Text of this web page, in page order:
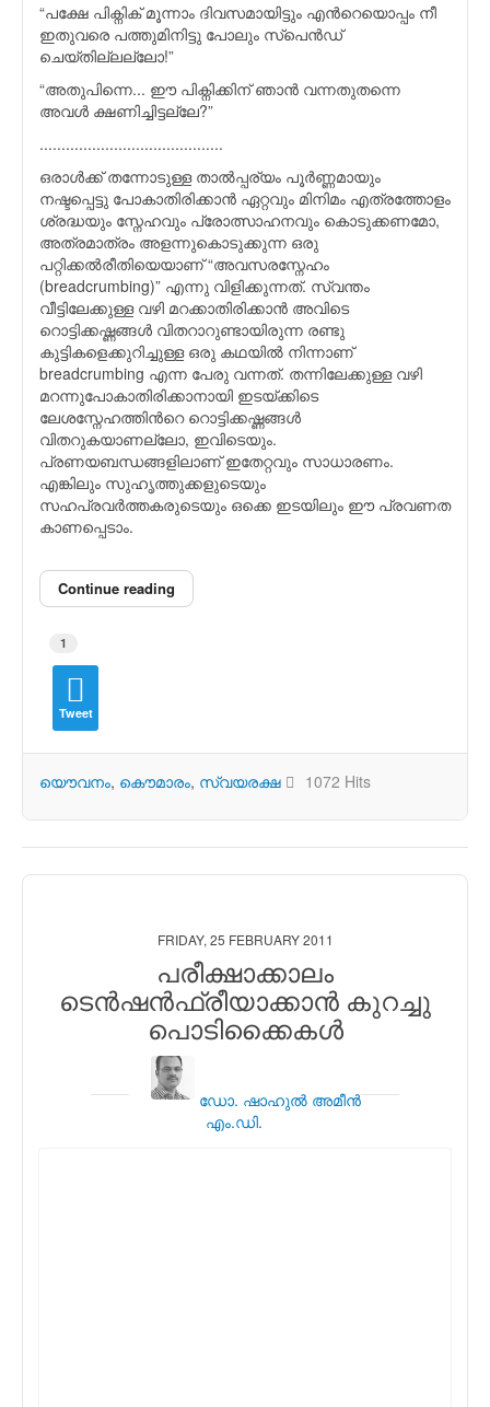
“പക്ഷേ പിക്നിക് മൂന്നാം ദിവസമായിട്ടും എന്‍റെയൊപ്പം നീ
ഇതുവരെ പത്തുമിനിട്ടു പോലും സ്പെന്‍ഡ്
ചെയ്തില്ലല്ലോ!”
“അതുപിന്നെ... ഈ പിക്നിക്കിന് ഞാന്‍ വന്നതുതന്നെ
അവള്‍ ക്ഷണിച്ചിട്ടല്ലേ?”
..........................................
ഒരാൾക്ക് തന്നോടുള്ള താൽപ്പര്യം പൂർണ്ണമായും
നഷ്ടപ്പെട്ടു പോകാതിരിക്കാൻ ഏറ്റവും മിനിമം എത്രത്തോളം
ശ്രദ്ധയും സ്നേഹവും പ്രോത്സാഹനവും കൊടുക്കണമോ,
അത്രമാത്രം അളന്നുകൊടുക്കുന്ന ഒരു
പറ്റിക്കൽരീതിയെയാണ് “അവസരസ്നേഹം
(breadcrumbing)” എന്നു വിളിക്കുന്നത്. സ്വന്തം
വീട്ടിലേക്കുള്ള വഴി മറക്കാതിരിക്കാൻ അവിടെ
റൊട്ടിക്കഷ്ണങ്ങൾ വിതറാറുണ്ടായിരുന്ന രണ്ടു
കുട്ടികളെക്കുറിച്ചുള്ള ഒരു കഥയിൽ നിന്നാണ്
breadcrumbing എന്ന പേരു വന്നത്. തന്നിലേക്കുള്ള വഴി
മറന്നുപോകാതിരിക്കാനായി ഇടയ്ക്കിടെ
ലേശസ്നേഹത്തിന്‍റെ റൊട്ടിക്കഷ്ണങ്ങൾ
വിതറുകയാണല്ലോ, ഇവിടെയും.
പ്രണയബന്ധങ്ങളിലാണ് ഇതേറ്റവും സാധാരണം.
എങ്കിലും സുഹൃത്തുക്കളുടെയും
സഹപ്രവർത്തകരുടെയും ഒക്കെ ഇടയിലും ഈ പ്രവണത
കാണപ്പെടാം.
Continue reading
1
Tweet
യൌവനം കൌമാരം സ്വയരക്ഷ 1072 Hits
FRIDAY, 25 FEBRUARY 2011
പരീക്ഷാക്കാലം
ടെന്‍ഷന്‍ഫ്രീയാക്കാന്‍ കുറച്ചു
പൊടിക്കൈകള്‍
ഡോ. ഷാഹുല്‍ അമീന്‍
എം.ഡി.